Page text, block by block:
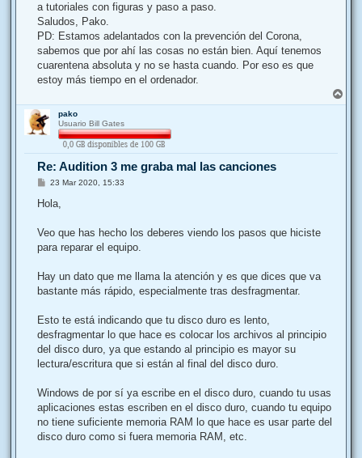
a tutoriales con figuras y paso a paso.
Saludos, Pako.
PD: Estamos adelantados con la prevención del Corona,
sabemos que por ahí las cosas no están bien. Aquí tenemos
cuarentena absoluta y no se hasta cuando. Por eso es que
estoy más tiempo en el ordenador.
r
pako
Usuario Bill Gates
Re: Audition 3 me graba mal las canciones
M
n
j
23 Mar 2020, 15:33
Hola,
Veo que has hecho los deberes viendo los pasos que hiciste
para reparar el equipo.
Hay un dato que me llama la atención y es que dices que va
bastante más rápido, especialmente tras desfragmentar.
Esto te está indicando que tu disco duro es lento,
desfragmentar lo que hace es colocar los archivos al principio
del disco duro, ya que estando al principio es mayor su
lectura/escritura que si están al final del disco duro.
Windows de por sí ya escribe en el disco duro, cuando tu usas
aplicaciones estas escriben en el disco duro, cuando tu equipo
no tiene suficiente memoria RAM lo que hace es usar parte del
disco duro como si fuera memoria RAM, etc.